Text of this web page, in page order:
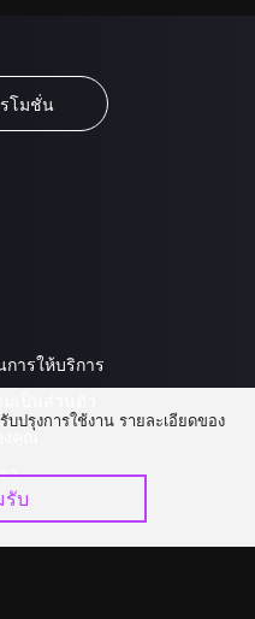
โมชั่น
ารให้บริการ
งคุณ
า
บปรุงการใช้งาน รายละเอียดของ
บ